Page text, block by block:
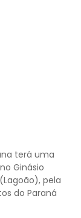
terá uma
Ginásio
pela
do Paraná